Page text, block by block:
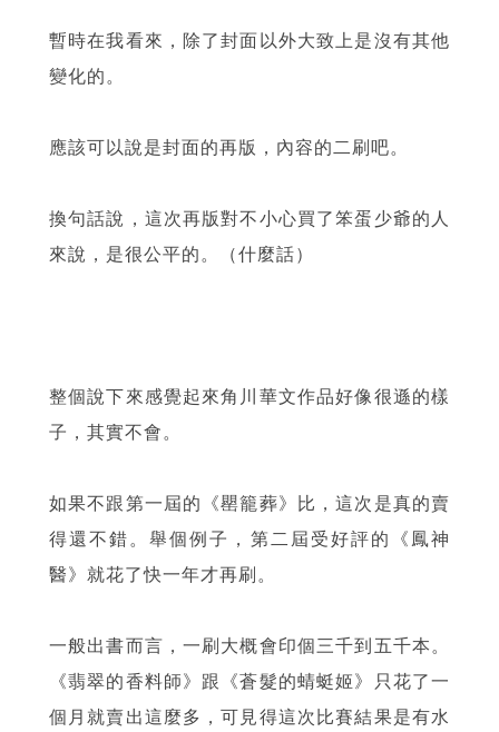
暫時在我看來，除了封面以外大致上是沒有其他
變化的。
應該可以說是封面的再版，內容的二刷吧。
換句話說，這次再版對不小心買了笨蛋少爺的人
來說，是很公平的。（什麼話）
整個說下來感覺起來角川華文作品好像很遜的樣
子，其實不會。
如果不跟第一屆的《罌籠葬》比，這次是真的賣
得還不錯。舉個例子，第二屆受好評的《鳳神
醫》就花了快一年才再刷。
一般出書而言，一刷大概會印個三千到五千本。
《翡翠的香料師》跟《蒼髮的蜻蜓姬》只花了一
個月就賣出這麼多，可見得這次比賽結果是有水